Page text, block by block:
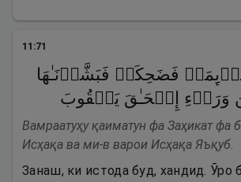
11 :71
فَضَحِكَتۡ فَبَشَّرۡنَـٰهَا
وَرَاۤءِ إِسۡحَـٰقَ یَعۡقُوبَ
Вамраатуҳу қаиматун фа Заҳикат фа
Исҳақа ва ми-в варои Исҳақа Яъқуб.
Занаш, ки истода буд, хандид. Ӯро